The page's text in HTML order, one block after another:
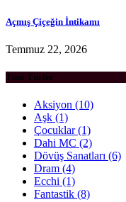
Açmış Çiçeğin İntikamı
Temmuz 22, 2026
Tüm Türler
Aksiyon (10)
Aşk (1)
Çocuklar(1)
Dahi MC (2)
Dövüş Sanatları (6)
Dram (4)
Ecchi (1)
Fantastik (8)